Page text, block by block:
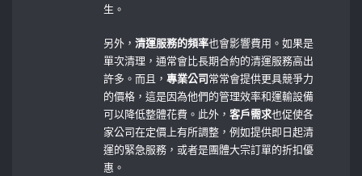
生。
另外， 清運服務的頻率也會影響費用。如果是
單次清理，通常會比長期合約的清運服務高出
許多。而且， 專業公司常常會提供更具競爭力
的價格，這是因為他們的管理效率和運輸設備
可以降低整體花費。此外， 客戶需求也促使各
家公司在定價上有所調整，例如提供即日起清
運的緊急服務，或者是團體大宗訂單的折扣優
惠。